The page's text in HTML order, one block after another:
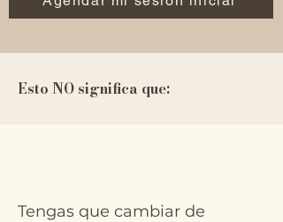
Esto NO significa que:
Tengas que cambiar de